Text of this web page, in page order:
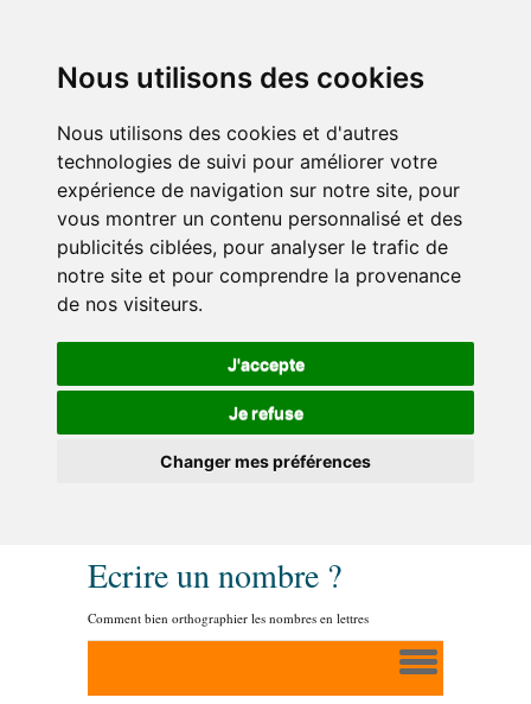
Nous utilisons des cookies
Nous utilisons des cookies et d'autres
technologies de suivi pour améliorer votre
expérience de navigation sur notre site, pour
vous montrer un contenu personnalisé et des
publicités ciblées, pour analyser le trafic de
notre site et pour comprendre la provenance
de nos visiteurs.
J'accepte
Je refuse
Changer mes préférences
Ecrire un nombre ?
Comment bien orthographier les nombres en lettres